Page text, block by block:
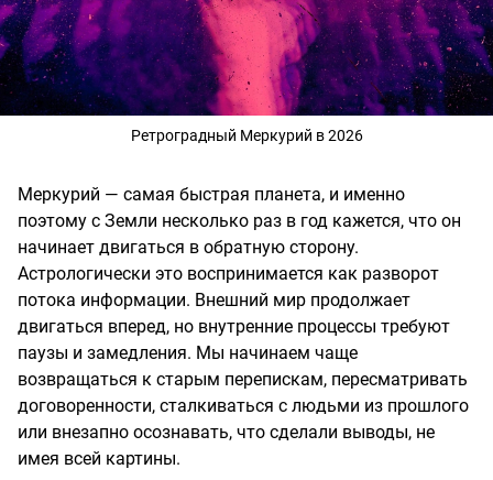
Ретроградный Меркурий в 2026
Меркурий — самая быстрая планета, и именно
поэтому с Земли несколько раз в год кажется, что он
начинает двигаться в обратную сторону.
Астрологически это воспринимается как разворот
потока информации. Внешний мир продолжает
двигаться вперед, но внутренние процессы требуют
паузы и замедления. Мы начинаем чаще
возвращаться к старым перепискам, пересматривать
договоренности, сталкиваться с людьми из прошлого
или внезапно осознавать, что сделали выводы, не
имея всей картины.